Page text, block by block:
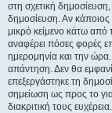
στη σχετική
δημοσίευση. Αν κάποιος
μικρό κείμενο κάτω από
αναφέρει πόσες φορές
ημερομηνία και την ώρα.
απάντηση. Δεν θα
επεξεργάστηκε τη
σημείωση ως προς το
διακριτική τους